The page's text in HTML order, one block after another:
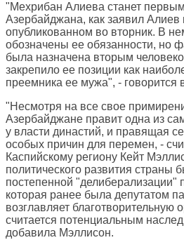
"Мехрибан Алиева станет
Азербайджана, как заявил Алиев
опубликованном во вторник. В
обозначены ее обязанности, но
была назначена вторым
закрепило ее позиции как
преемника ее мужа", - говорится
"Несмотря на все свое
Азербайджане правит одна из
у власти династий, и правящая
особых причин для перемен, -
Каспийскому региону Кейт
политического развития страны
постепенной "делиберализации"
которая ранее была депутатом
возглавляет благотворительную
считается потенциальным
добавила Мэллисон.